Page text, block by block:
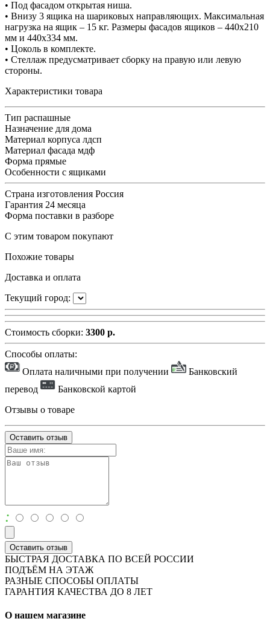
• Под фасадом открытая ниша.
• Внизу 3 ящика на шариковых направляющих. Максимальная
нагрузка на ящик – 15 кг. Размеры фасадов ящиков – 440х210
мм и 440х334 мм.
• Цоколь в комплекте.
• Стеллаж предусматривает сборку на правую или левую
стороны.
Характеристики товара
Тип распашные
Назначение для дома
Материал корпуса лдсп
Материал фасада мдф
Форма прямые
Особенности с ящиками
Страна изготовления Россия
Гарантия 24 месяца
Форма поставки в разборе
С этим товаром покупают
Похожие товары
Доставка и оплата
Текущий город:
Стоимость сборки: 3300 р.
Способы оплаты:
Оплата наличными при получении
Банковский
перевод
Банковской картой
Отзывы о товаре
Оставить отзыв
:
Оставить отзыв
БЫСТРАЯ ДОСТАВКА ПО ВСЕЙ РОССИИ
ПОДЪЁМ НА ЭТАЖ
РАЗНЫЕ СПОСОБЫ ОПЛАТЫ
ГАРАНТИЯ КАЧЕСТВА ДО 8 ЛЕТ
О нашем магазине